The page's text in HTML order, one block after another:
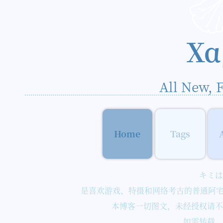
All New,
Home Tags
キミ
是喜欢游戏、特摄和网络考古的普通阿
本博客一切图文，未经授权请